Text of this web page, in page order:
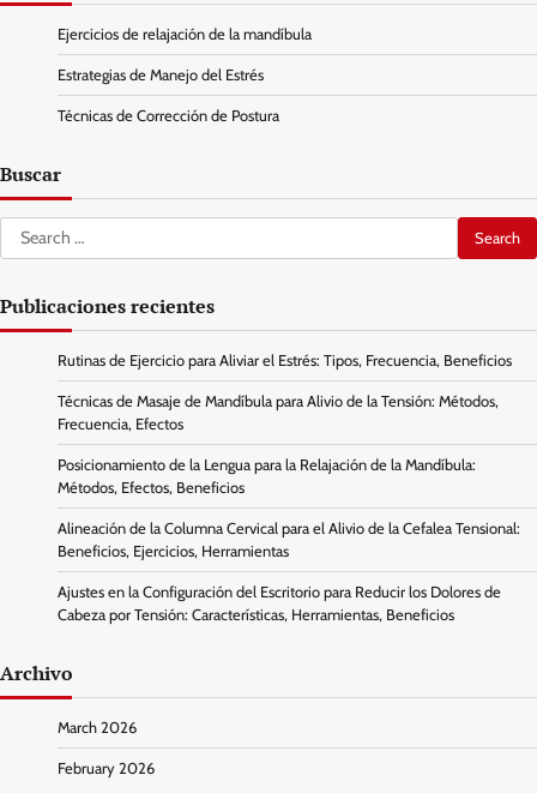
Ejercicios de relajación de la mandíbula
Estrategias de Manejo del Estrés
Técnicas de Corrección de Postura
Buscar
Search
for:
Publicaciones recientes
Rutinas de Ejercicio para Aliviar el Estrés: Tipos, Frecuencia, Beneficios
Técnicas de Masaje de Mandíbula para Alivio de la Tensión: Métodos,
Frecuencia, Efectos
Posicionamiento de la Lengua para la Relajación de la Mandíbula:
Métodos, Efectos, Beneficios
Alineación de la Columna Cervical para el Alivio de la Cefalea Tensional:
Beneficios, Ejercicios, Herramientas
Ajustes en la Configuración del Escritorio para Reducir los Dolores de
Cabeza por Tensión: Características, Herramientas, Beneficios
Archivo
March 2026
February 2026